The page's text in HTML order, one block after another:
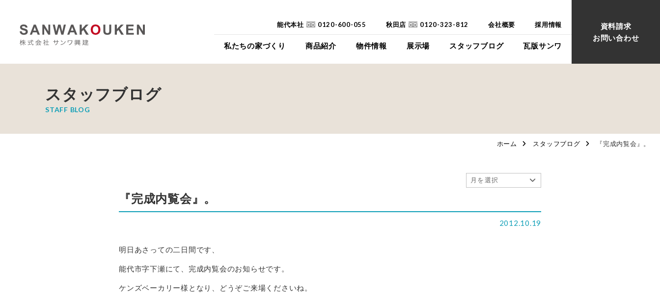
私たちの家づくり
コンセプト
商品紹介
イイイエ
物件情報 展示場
下瀬平屋モデルハウス
スタッフブログ 瓦版サンワ
会社概要 採用情報
能代本社 0120-600-055 秋田店 0120-323-812
資料請求
お問い合わせ
スタッフブログ
STAFF BLOG
ホーム スタッフブログ 『完成内覧会』。
『完成内覧会』。
2012.10.19
明日あさっての二日間です、
能代市字下瀬にて、完成内覧会のお知らせです。
ケンズベーカリー様となり、どうぞご来場くださいね。